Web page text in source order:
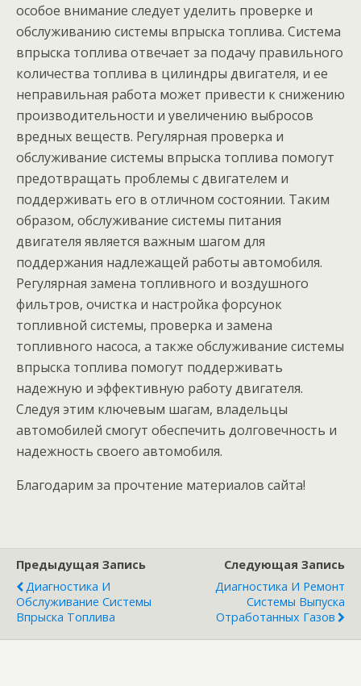
особое внимание следует уделить проверке и
обслуживанию системы впрыска топлива. Система
впрыска топлива отвечает за подачу правильного
количества топлива в цилиндры двигателя, и ее
неправильная работа может привести к снижению
производительности и увеличению выбросов
вредных веществ. Регулярная проверка и
обслуживание системы впрыска топлива помогут
предотвращать проблемы с двигателем и
поддерживать его в отличном состоянии. Таким
образом, обслуживание системы питания
двигателя является важным шагом для
поддержания надлежащей работы автомобиля.
Регулярная замена топливного и воздушного
фильтров, очистка и настройка форсунок
топливной системы, проверка и замена
топливного насоса, а также обслуживание системы
впрыска топлива помогут поддерживать
надежную и эффективную работу двигателя.
Следуя этим ключевым шагам, владельцы
автомобилей смогут обеспечить долговечность и
надежность своего автомобиля.
Благодарим за прочтение материалов сайта!
Предыдущая Запись
Диагностика И
Обслуживание Системы
Впрыска Топлива
Следующая Запись
Диагностика И Ремонт
Системы Выпуска
Отработанных Газов